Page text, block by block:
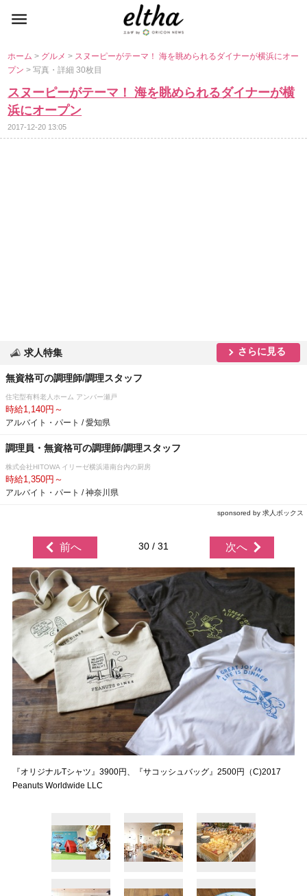
ホーム> グルメ> スヌーピーがテーマ！ 海を眺められるダイナーが横浜にオー
プン> 写真・詳細 30枚目
スヌーピーがテーマ！ 海を眺められるダイナーが横
浜にオープン
2017-12-20 13:05
求人特集 さらに見る
無資格可の調理師/調理スタッフ
住宅型有料老人ホーム アンバー瀬戸
時給1,140円～
アルバイト・パート / 愛知県
調理員・無資格可の調理師/調理スタッフ
株式会社HITOWA イリーゼ横浜港南台内の厨房
時給1,350円～
アルバイト・パート / 神奈川県
sponsored by 求人ボックス
前へ 30 / 31 次へ
『オリジナルTシャツ』3900円、『サコッシュバッグ』2500円（C)2017
Peanuts Worldwide LLC